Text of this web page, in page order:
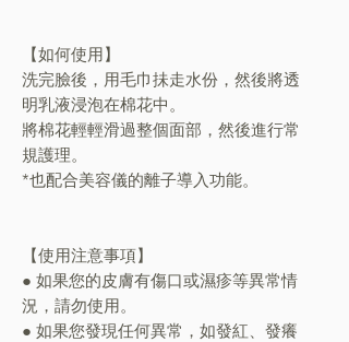
【如何使用】
洗完臉後，用毛巾抺走水份，然後將透
明乳液浸泡在棉花中。
將棉花輕輕滑過整個面部，然後進行常
規護理。
*也配合美容儀的離子導入功能。
【使用注意事項】
● 如果您的皮膚有傷口或濕疹等異常情
況，請勿使用。
● 如果您發現任何異常，如發紅、發癢